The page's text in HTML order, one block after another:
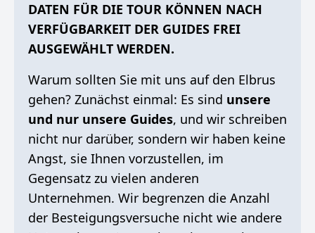
DATEN FÜR DIE TOUR KÖNNEN NACH
VERFÜGBARKEIT DER GUIDES FREI
AUSGEWÄHLT WERDEN.
Warum sollten Sie mit uns auf den Elbrus
gehen? Zunächst einmal: Es sind unsere
und nur unsere Guides, und wir schreiben
nicht nur darüber, sondern wir haben keine
Angst, sie Ihnen vorzustellen, im
Gegensatz zu vielen anderen
Unternehmen. Wir begrenzen die Anzahl
der Besteigungsversuche nicht wie andere